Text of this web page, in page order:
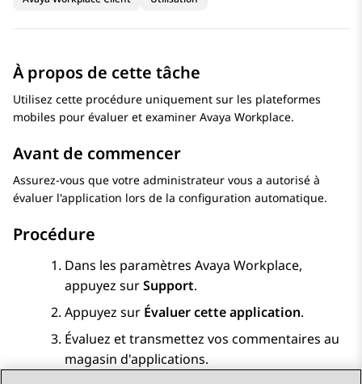
À propos de cette tâche
Utilisez cette procédure uniquement sur les plateformes
mobiles pour évaluer et examiner Avaya Workplace.
Avant de commencer
Assurez-vous que votre administrateur vous a autorisé à
évaluer l'application lors de la configuration automatique.
Procédure
Dans les paramètres Avaya Workplace,
appuyez surSupport.
Appuyez sur Évaluer cette application.
Évaluez et transmettez vos commentaires au
magasin d'applications.